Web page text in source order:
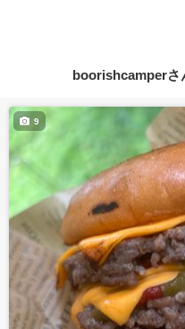
boorishcamperさ
9